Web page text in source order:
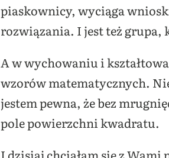
piaskownicy, wyciąga
rozwiązania. I jest też grupa,
A w wychowaniu i
wzorów matematycznych.
jestem pewna, że bez
pole powierzchni kwadratu.